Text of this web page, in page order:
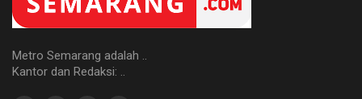
Metro Semarang adalah ..
Kantor dan Redaksi: ..